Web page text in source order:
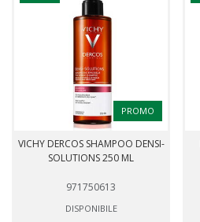
PROMO
VICHY DERCOS SHAMPOO DENSI-
SOLUTIONS 250 ML
971750613
DISPONIBILE